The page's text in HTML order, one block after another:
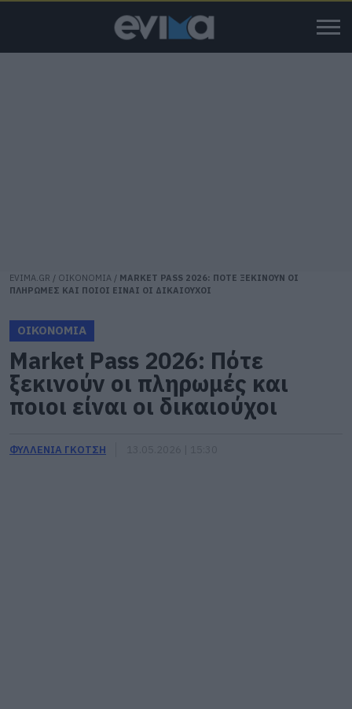
EVIMA.GR / ΟΙΚΟΝΟΜΙΑ / MARKET PASS 2026: ΠΟΤΕ ΞΕΚΙΝΟΥΝ ΟΙ
ΠΛΗΡΩΜΕΣ ΚΑΙ ΠΟΙΟΙ ΕΙΝΑΙ ΟΙ ΔΙΚΑΙΟΥΧΟΙ
ΟΙΚΟΝΟΜΙΑ
Market Pass 2026: Πότε
ξεκινούν οι πληρωμές και
ποιοι είναι οι δικαιούχοι
ΦΥΛΛΕΝΙΑ ΓΚΟΤΣΗ